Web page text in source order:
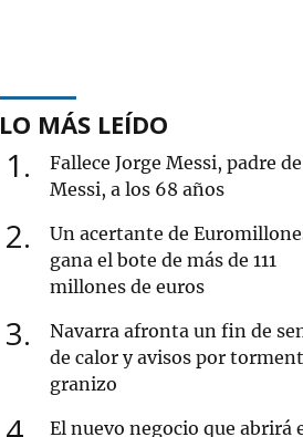
LO MÁS LEÍDO
1
Fallece Jorge Messi, padre
Messi, a los 68 años
2
Un acertante de
gana el bote de más de 111
millones de euros
3
Navarra afronta un fin de
de calor y avisos por
granizo
El nuevo negocio que abrirá